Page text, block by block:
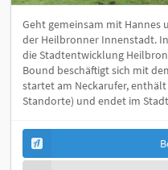
Geht gemeinsam mit Hannes
der Heilbronner Innenstadt.
die Stadtentwicklung
Bound beschäftigt sich mit
startet am Neckarufer,
Standorte) und endet im